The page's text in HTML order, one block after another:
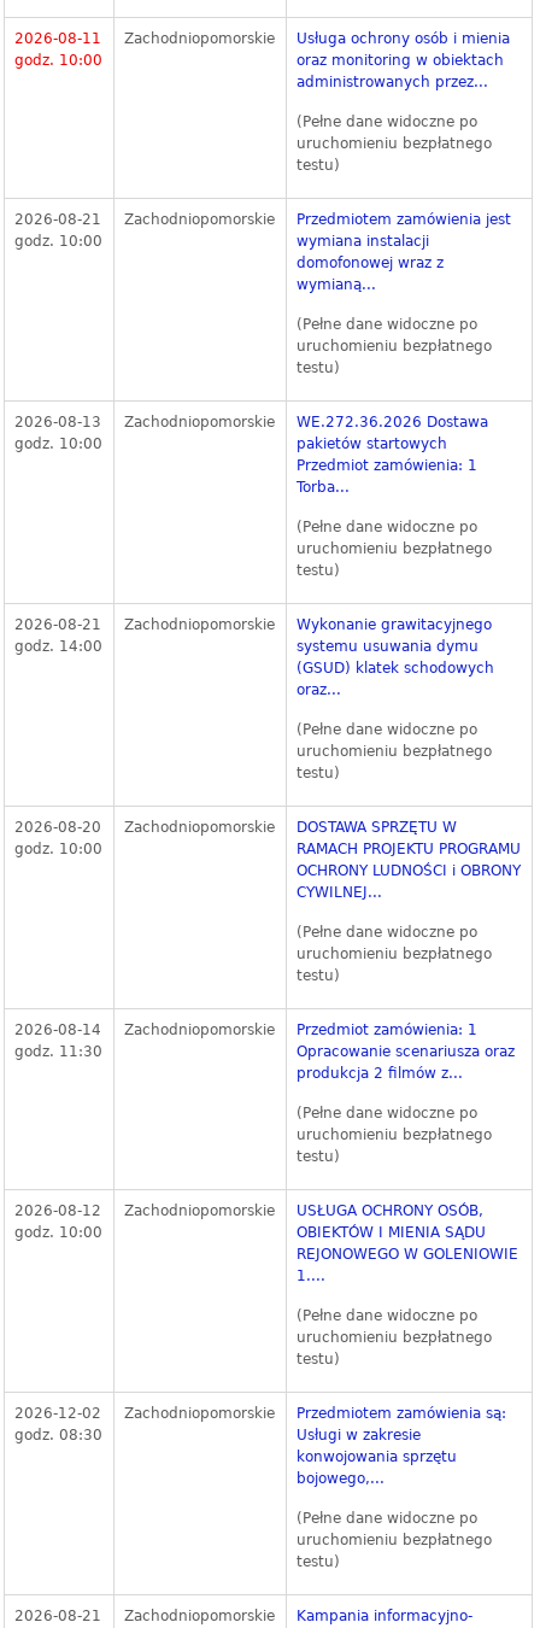
2026-08-11
godz. 10:00
Zachodniopomorskie
Usługa ochrony osób i mienia
oraz monitoring w obiektach
administrowanych przez...
(Pełne dane widoczne po
uruchomieniu bezpłatnego
testu)
2026-08-21
godz. 10:00
Zachodniopomorskie
Przedmiotem zamówienia jest
wymiana instalacji
domofonowej wraz z
wymianą...
(Pełne dane widoczne po
uruchomieniu bezpłatnego
testu)
2026-08-13
godz. 10:00
Zachodniopomorskie
WE.272.36.2026 Dostawa
pakietów startowych
Przedmiot zamówienia: 1
Torba...
(Pełne dane widoczne po
uruchomieniu bezpłatnego
testu)
2026-08-21
godz. 14:00
Zachodniopomorskie
Wykonanie grawitacyjnego
systemu usuwania dymu
(GSUD) klatek schodowych
oraz...
(Pełne dane widoczne po
uruchomieniu bezpłatnego
testu)
2026-08-20
godz. 10:00
Zachodniopomorskie
DOSTAWA SPRZĘTU W
RAMACH PROJEKTU PROGRAMU
OCHRONY LUDNOŚCI i OBRONY
CYWILNEJ...
(Pełne dane widoczne po
uruchomieniu bezpłatnego
testu)
2026-08-14
godz. 11:30
Zachodniopomorskie
Przedmiot zamówienia: 1
Opracowanie scenariusza oraz
produkcja 2 filmów z...
(Pełne dane widoczne po
uruchomieniu bezpłatnego
testu)
2026-08-12
godz. 10:00
Zachodniopomorskie
USŁUGA OCHRONY OSÓB,
OBIEKTÓW I MIENIA SĄDU
REJONOWEGO W GOLENIOWIE
1....
(Pełne dane widoczne po
uruchomieniu bezpłatnego
testu)
2026-12-02
godz. 08:30
Zachodniopomorskie
Przedmiotem zamówienia są:
Usługi w zakresie
konwojowania sprzętu
bojowego,...
(Pełne dane widoczne po
uruchomieniu bezpłatnego
testu)
2026-08-21
Zachodniopomorskie
Kampania informacyjno-